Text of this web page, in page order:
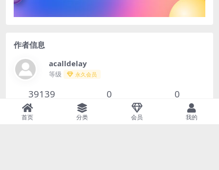
作者信息
acalldelay
等级 永久会员
39139 0 0
首页 分类 会员 我的